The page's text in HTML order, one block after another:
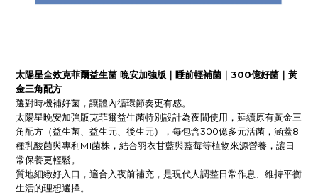
太陽星全效克菲爾益生菌 晚安加強版｜睡前輕補菌｜300億好菌｜黃
金三角配方
選對時機補好菌，讓體內循環節奏更有感。
太陽星晚安加強版克菲爾益生菌特別設計為夜間使用，延續原有黃金三
角配方（益生菌、益生元、後生元），每包含300億多元活菌，涵蓋8
種乳酸菌與專利M1菌株，結合羽衣甘藍與藍莓等植物來源營養，讓日
常保養更輕鬆。
質地細緻好入口，適合入夜前補充，是現代人調整日常作息、維持平衡
生活的理想選擇。